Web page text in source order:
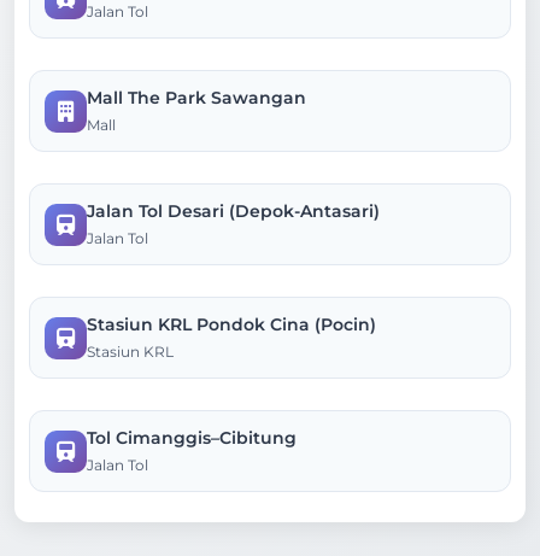
Jalan Tol
Mall The Park Sawangan
Mall
Jalan Tol Desari (Depok-Antasari)
Jalan Tol
Stasiun KRL Pondok Cina (Pocin)
Stasiun KRL
Tol Cimanggis–Cibitung
Jalan Tol